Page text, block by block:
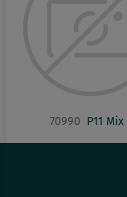
70990 P11 Mix